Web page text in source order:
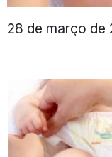
28 de março de